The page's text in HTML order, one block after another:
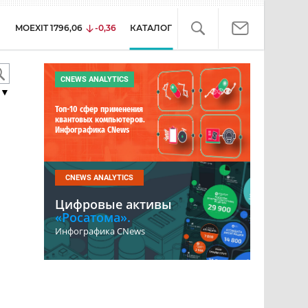
MOEXIT 1796,06 -0,36 КАТАЛОГ
▼
CNEWS ANALYTICS
Топ-10 сфер применения
квантовых компьютеров.
Инфографика CNews
CNEWS ANALYTICS
Цифровые активы
«Росатома».
Инфографика CNews